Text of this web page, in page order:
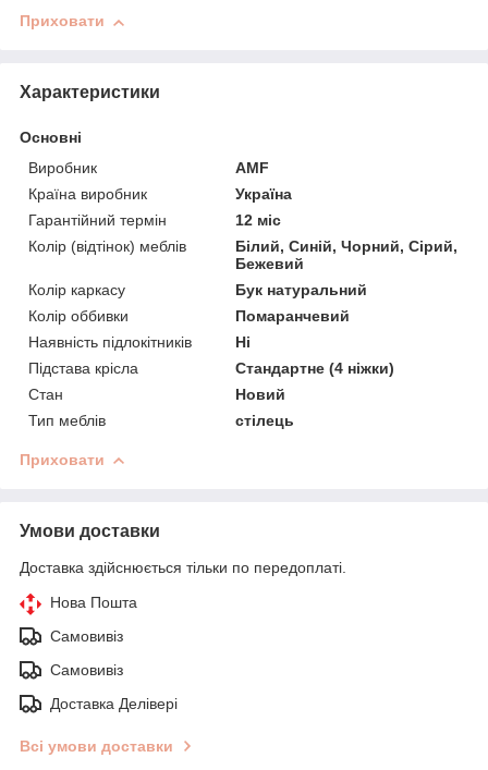
Приховати
Характеристики
Основні
Виробник
AMF
Країна виробник
Україна
Гарантійний термін
12 міс
Колір (відтінок) меблів
Білий, Синій, Чорний, Сірий,
Бежевий
Колір каркасу
Бук натуральний
Колір оббивки
Помаранчевий
Наявність підлокітників
Ні
Підстава крісла
Стандартне (4 ніжки)
Стан
Новий
Тип меблів
стілець
Приховати
Умови доставки
Доставка здійснюється тільки по передоплаті.
Нова Пошта
Самовивіз
Самовивіз
Доставка Делівері
Всі умови доставки